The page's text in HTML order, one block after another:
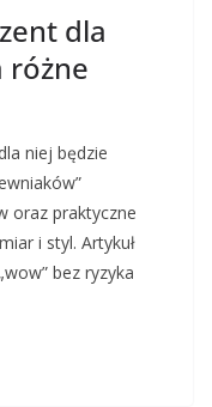
dla
różne
niej będzie
oraz praktyczne
i styl. Artykuł
bez ryzyka